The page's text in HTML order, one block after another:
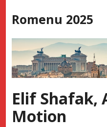
to
Romenu 2025
Elif Shafak,
Motion